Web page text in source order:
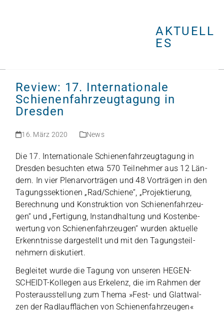
AKTUELL
ES
Review: 17. Internationale
Schienenfahrzeugtagung in
Dresden
16. März 2020 News
Die 17. Inter­na­tio­nale Schie­nen­fahr­zeug­ta­gung in
Dres­den besuch­ten etwa 570 Teil­neh­mer aus 12 Län­
dern. In vier Ple­nar­vor­trä­gen und 48 Vor­trä­gen in den
Tagungs­sek­tio­nen „Rad/Schiene“, „Pro­jek­tie­rung,
Berech­nung und Kon­struk­tion von Schie­nen­fahr­zeu­
gen“ und „Fer­ti­gung, Instand­hal­tung und Kos­ten­be­
wer­tung von Schie­nen­fahr­zeu­gen“ wur­den aktu­elle
Erkennt­nisse dar­ge­stellt und mit den Tagungs­teil­
neh­mern diskutiert.
Beglei­tet wurde die Tagung von unse­ren HEGEN­
SCHEIDT-Kol­le­gen aus Erkel­enz, die im Rah­men der
Pos­ter­aus­stel­lung zum Thema »Fest- und Glatt­wal­
zen der Rad­lauf­flä­chen von Schie­nen­fahr­zeu­gen«